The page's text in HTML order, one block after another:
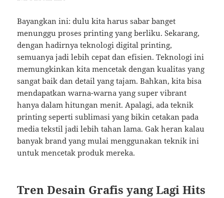
Bayangkan ini: dulu kita harus sabar banget
menunggu proses printing yang berliku. Sekarang,
dengan hadirnya teknologi digital printing,
semuanya jadi lebih cepat dan efisien. Teknologi ini
memungkinkan kita mencetak dengan kualitas yang
sangat baik dan detail yang tajam. Bahkan, kita bisa
mendapatkan warna-warna yang super vibrant
hanya dalam hitungan menit. Apalagi, ada teknik
printing seperti sublimasi yang bikin cetakan pada
media tekstil jadi lebih tahan lama. Gak heran kalau
banyak brand yang mulai menggunakan teknik ini
untuk mencetak produk mereka.
Tren Desain Grafis yang Lagi Hits